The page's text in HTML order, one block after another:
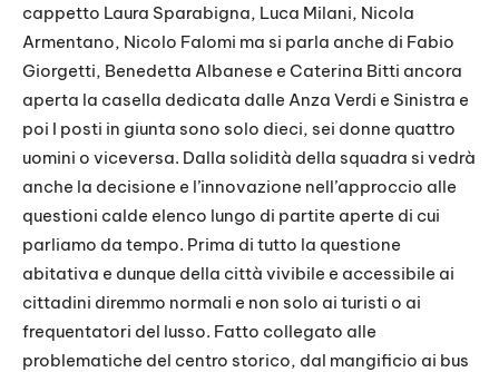
cappetto Laura Sparabigna, Luca Milani, Nicola
Armentano, Nicolo Falomi ma si parla anche di Fabio
Giorgetti, Benedetta Albanese e Caterina Bitti ancora
aperta la casella dedicata dalle Anza Verdi e Sinistra e
poi I posti in giunta sono solo dieci, sei donne quattro
uomini o viceversa. Dalla solidità della squadra si vedrà
anche la decisione e l’innovazione nell’approccio alle
questioni calde elenco lungo di partite aperte di cui
parliamo da tempo. Prima di tutto la questione
abitativa e dunque della città vivibile e accessibile ai
cittadini diremmo normali e non solo ai turisti o ai
frequentatori del lusso. Fatto collegato alle
problematiche del centro storico, dal mangificio ai bus